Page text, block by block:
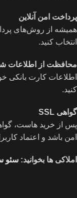
پرداخت امن آنلاین
همیشه از روش‌های
انتخاب کنید.
محافظت از اطلاعات
اطلاعات کارت بانکی
کنید.
گواهی
امن باشد و اعتماد
املاکی ها بخوانید: سئو